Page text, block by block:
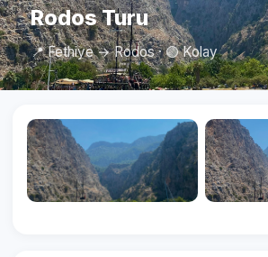
Rodos Turu
📍 Fethiye → Rodos · 🟢 Kolay